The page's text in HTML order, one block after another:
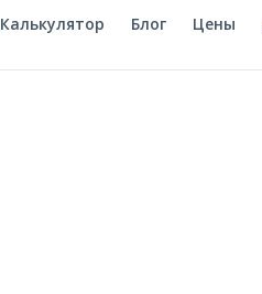
Калькулятор Блог Цены